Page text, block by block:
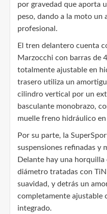
por gravedad que aporta
peso, dando a la moto un
profesional.
El tren delantero cuenta
Marzocchi con barras de
totalmente ajustable en
trasero utiliza un
cilindro vertical por un
basculante monobrazo,
muelle freno hidráulico
Por su parte, la
suspensiones refinadas y
Delante hay una
diámetro tratadas con
suavidad, y detrás un
completamente ajustable
integrado.